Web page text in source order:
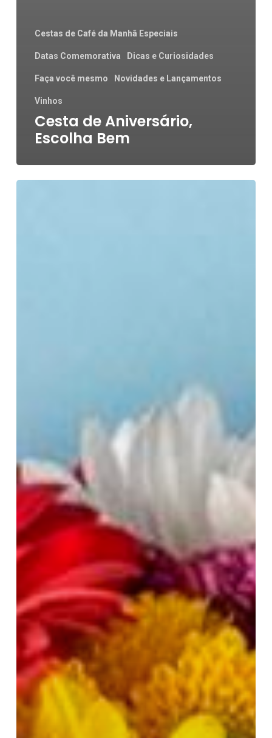
Cestas de Café da Manhã Especiais
Datas Comemorativa Dicas e Curiosidades
Faça você mesmo Novidades e Lançamentos
Vinhos
Cesta de Aniversário,
Escolha Bem